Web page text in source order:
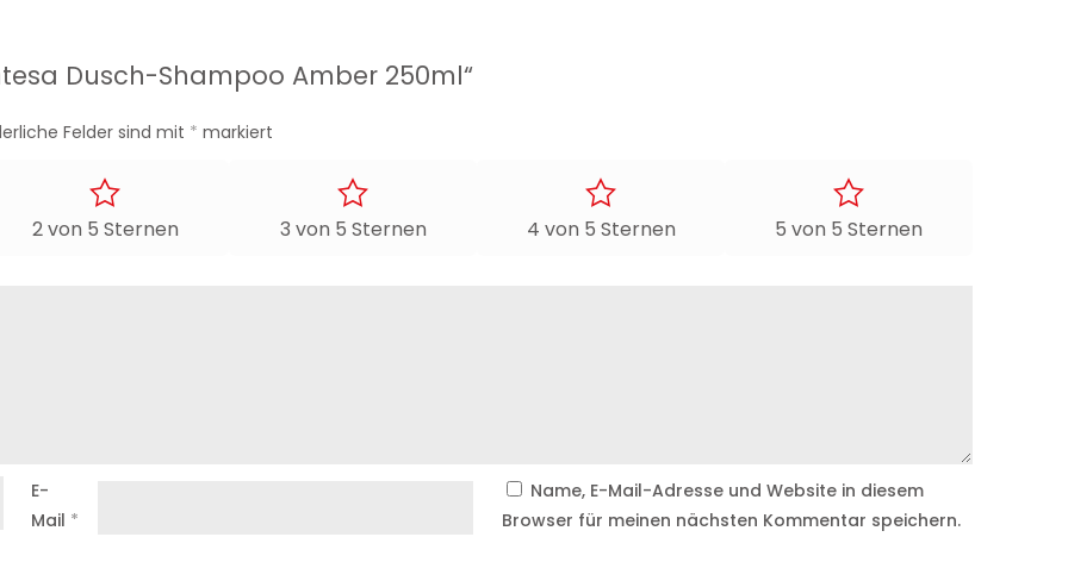
Stil
Dusch-Shampoo Amber 250ml“
Felder sind mit * markiert
2 von 5 Sternen 3 von 5 Sternen 4 von 5 Sternen 5 von 5 Sternen
E-
Mail *
Name, E-Mail-Adresse und Website in diesem
Browser für meinen nächsten Kommentar speichern.